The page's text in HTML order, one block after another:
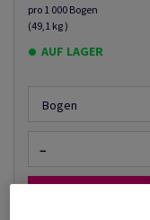
pro 1 000 Bogen
(49,1 kg )
AUF LAGER
Bogen
−